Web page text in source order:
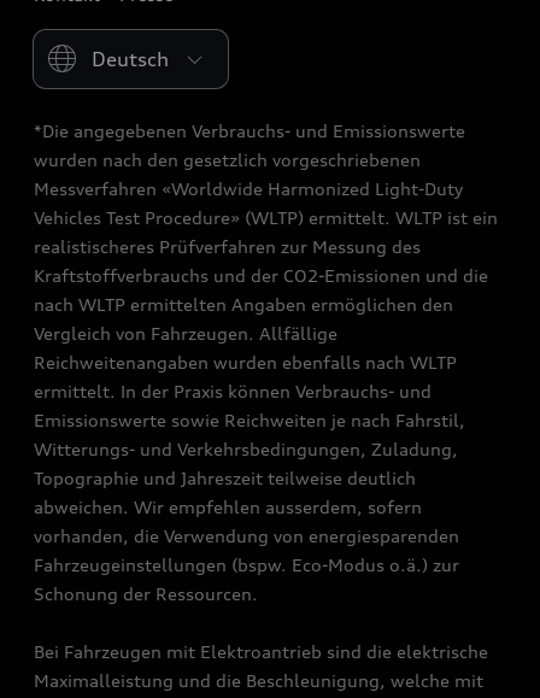
Please select country
*Die angegebenen Verbrauchs- und Emissionswerte
wurden nach den gesetzlich vorgeschriebenen
Messverfahren «Worldwide Harmonized Light-Duty
Vehicles Test Procedure» (WLTP) ermittelt. WLTP ist ein
realistischeres Prüfverfahren zur Messung des
Kraftstoffverbrauchs und der CO2-Emissionen und die
nach WLTP ermittelten Angaben ermöglichen den
Vergleich von Fahrzeugen. Allfällige
Reichweitenangaben wurden ebenfalls nach WLTP
ermittelt. In der Praxis können Verbrauchs- und
Emissionswerte sowie Reichweiten je nach Fahrstil,
Witterungs- und Verkehrsbedingungen, Zuladung,
Topographie und Jahreszeit teilweise deutlich
abweichen. Wir empfehlen ausserdem, sofern
vorhanden, die Verwendung von energiesparenden
Fahrzeugeinstellungen (bspw. Eco-Modus o.ä.) zur
Schonung der Ressourcen.
Bei Fahrzeugen mit Elektroantrieb sind die elektrische
Maximalleistung und die Beschleunigung, welche mit